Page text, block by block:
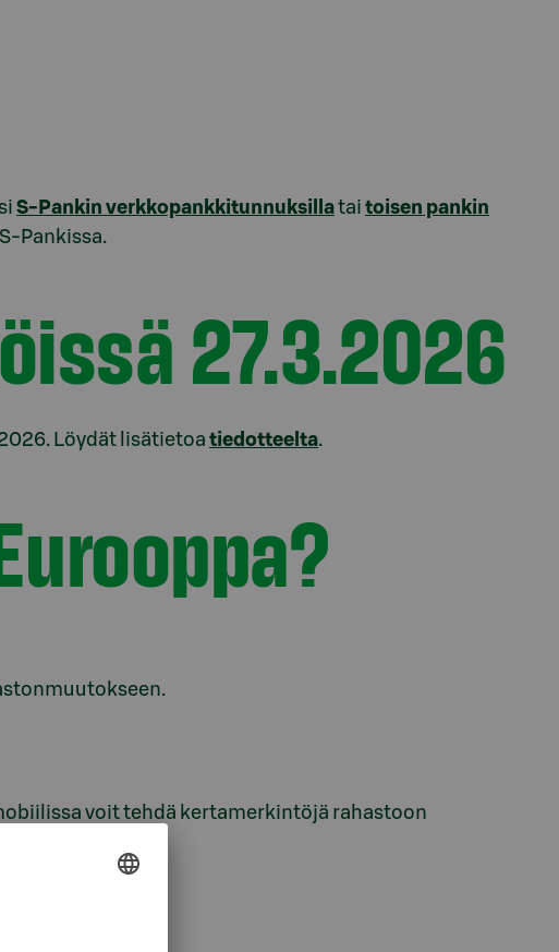
S-Pankin verkkopankkitunnuksillatai toisen pankin
Pankissa.
27.3.2026
Löydät lisätietoa tiedotteelta.
voit tehdä kertamerkintöjä rahastoon